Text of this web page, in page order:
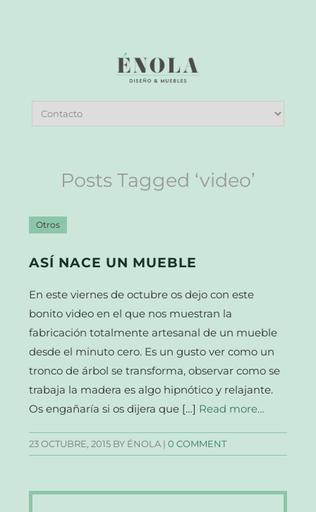
Posts Tagged ‘video’
Otros
ASÍ NACE UN MUEBLE
En este viernes de octubre os dejo con este
bonito video en el que nos muestran la
fabricación totalmente artesanal de un mueble
desde el minuto cero. Es un gusto ver como un
tronco de árbol se transforma, observar como se
trabaja la madera es algo hipnótico y relajante.
Os engañaría si os dijera que […] Read more…
23 OCTUBRE, 2015 BY ÉNOLA |0 COMMENT